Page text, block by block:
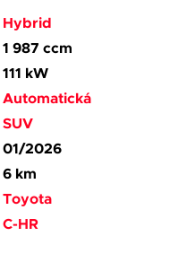
Hybrid
1 987 ccm
111 kW
Automatická
SUV
01/2026
6 km
Toyota
C-HR